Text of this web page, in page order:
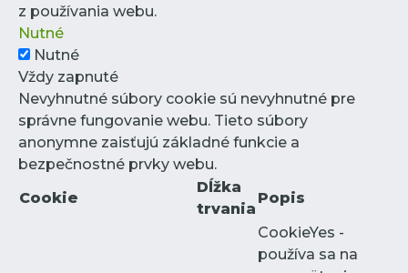
z používania webu.
Nutné
Nutné
Vždy zapnuté
Nevyhnutné súbory cookie sú nevyhnutné pre
správne fungovanie webu. Tieto súbory
anonymne zaisťujú základné funkcie a
bezpečnostné prvky webu.
Cookie
Dĺžka
trvania
Popis
CookieYes -
používa sa na